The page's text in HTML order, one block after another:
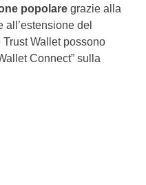
popolare grazie alla
del
Wallet possono
Connect” sulla